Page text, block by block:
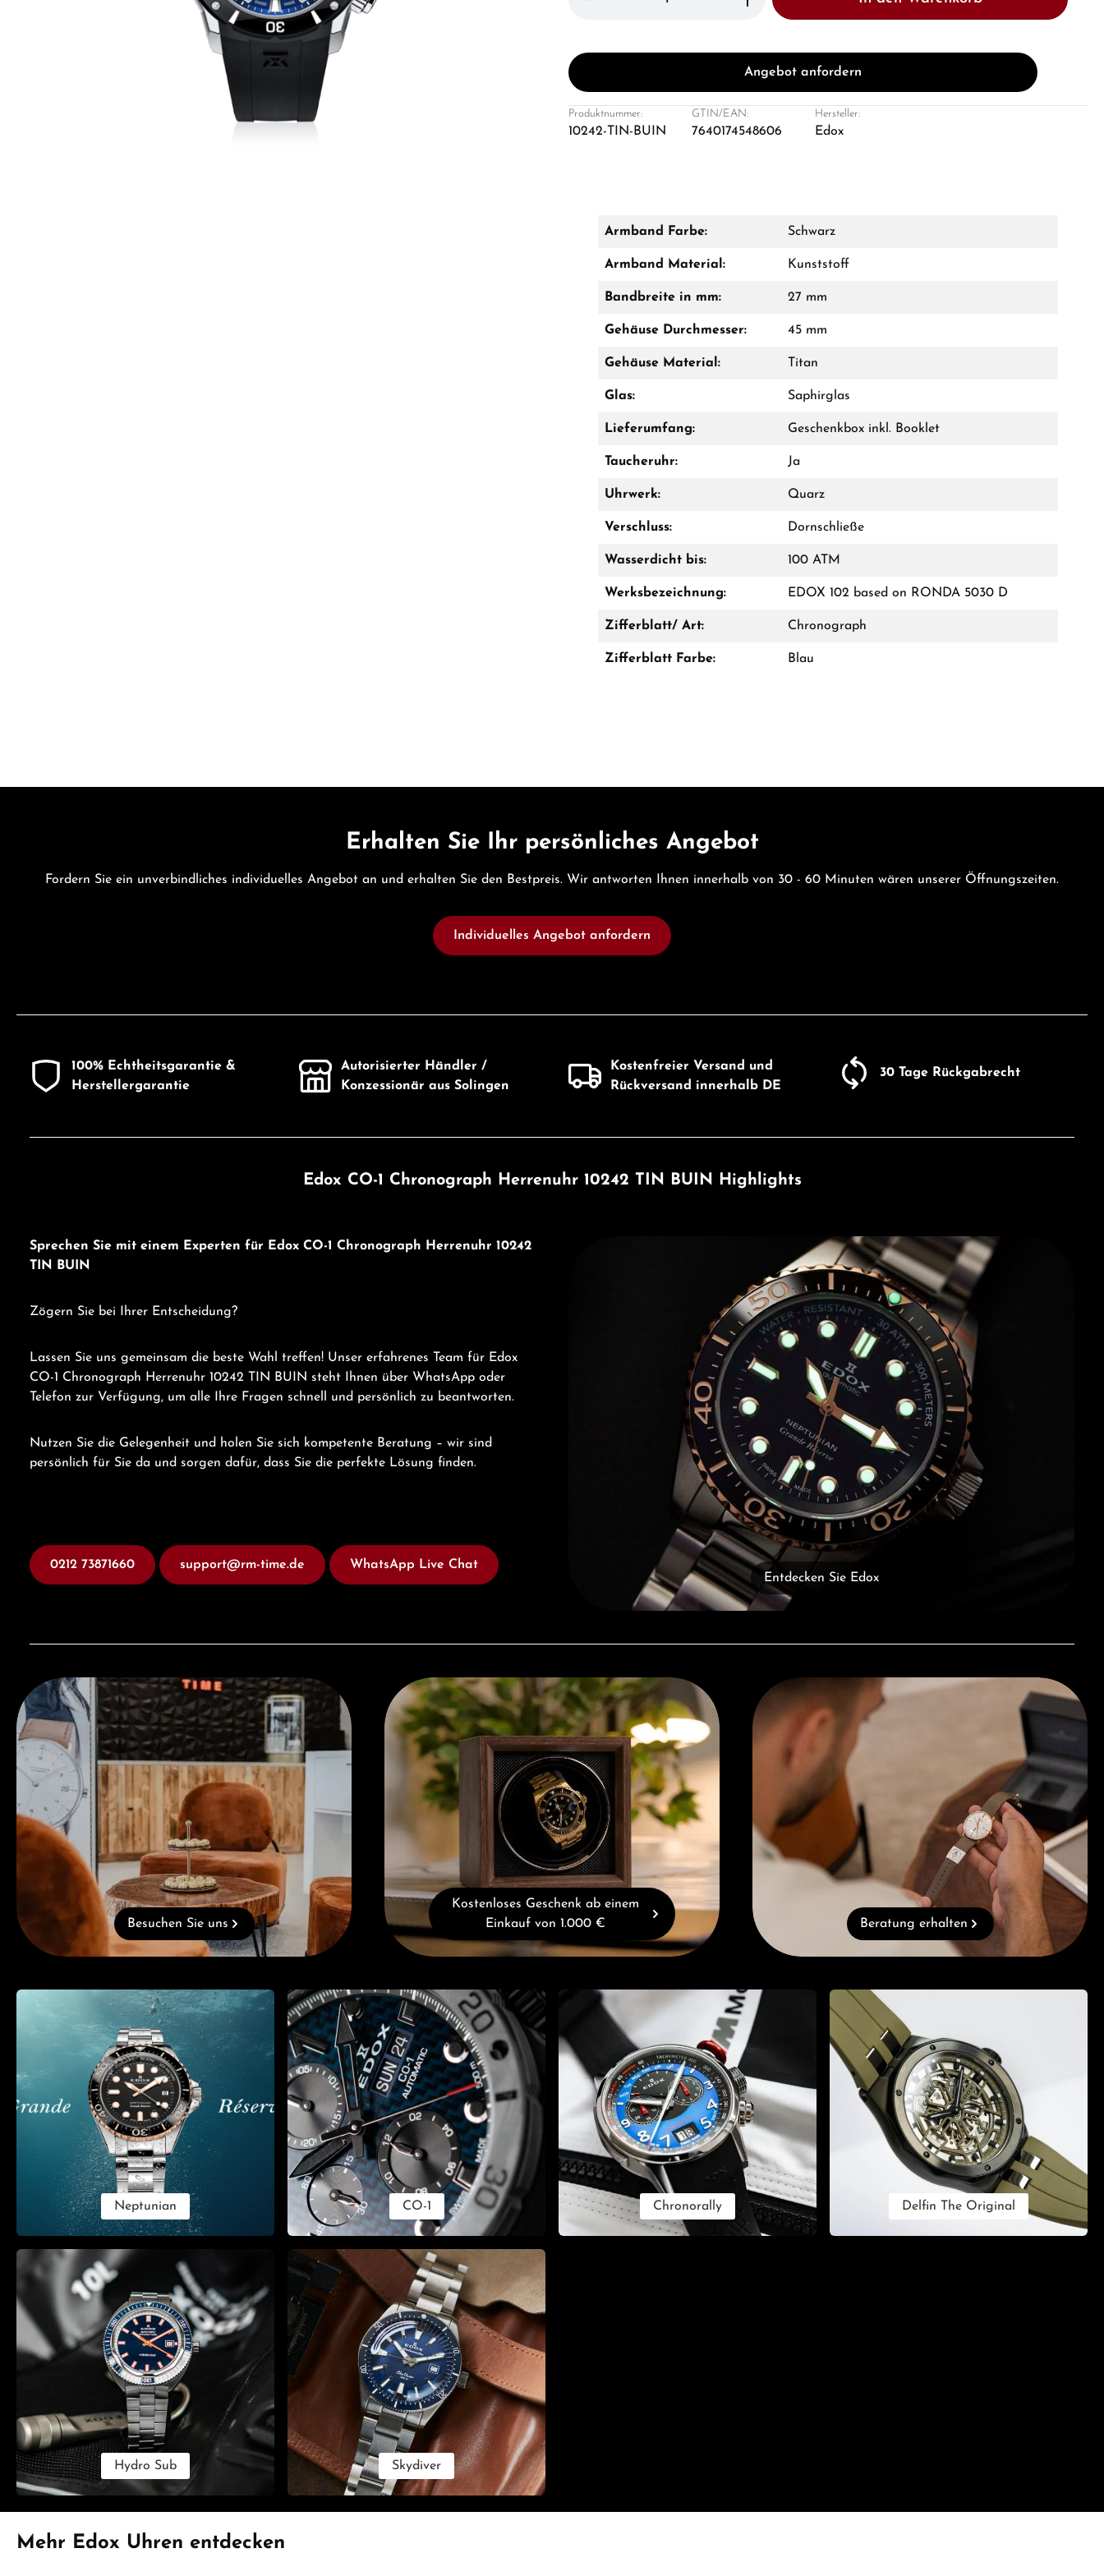
Angebot anfordern
Produktnummer:
10242-TIN-BUIN
GTIN/EAN:
7640174548606
Hersteller:
Edox
Armband Farbe: Schwarz
Armband Material: Kunststoff
Bandbreite in mm: 27 mm
Gehäuse Durchmesser: 45 mm
Gehäuse Material: Titan
Glas: Saphirglas
Lieferumfang: Geschenkbox inkl. Booklet
Taucheruhr: Ja
Uhrwerk: Quarz
Verschluss: Dornschließe
Wasserdicht bis: 100 ATM
Werksbezeichnung: EDOX 102 based on RONDA 5030 D
Zifferblatt/ Art: Chronograph
Zifferblatt Farbe: Blau
Erhalten Sie Ihr persönliches Angebot
Fordern Sie ein unverbindliches individuelles Angebot an und erhalten Sie den Bestpreis. Wir antworten Ihnen innerhalb von 30 - 60 Minuten wären unserer Öffnungszeiten.
Individuelles Angebot anfordern
100% Echtheitsgarantie &
Herstellergarantie
Autorisierter Händler /
Konzessionär aus Solingen
Kostenfreier Versand und
Rückversand innerhalb DE
30 Tage Rückgabrecht
Edox CO-1 Chronograph Herrenuhr 10242 TIN BUIN Highlights
Sprechen Sie mit einem Experten für Edox CO-1 Chronograph Herrenuhr 10242
TIN BUIN
Zögern Sie bei Ihrer Entscheidung?
Lassen Sie uns gemeinsam die beste Wahl treffen! Unser erfahrenes Team für Edox
CO-1 Chronograph Herrenuhr 10242 TIN BUIN steht Ihnen über WhatsApp oder
Telefon zur Verfügung, um alle Ihre Fragen schnell und persönlich zu beantworten.
Nutzen Sie die Gelegenheit und holen Sie sich kompetente Beratung – wir sind
persönlich für Sie da und sorgen dafür, dass Sie die perfekte Lösung finden.
0212 73871660 support@rm-time.de WhatsApp Live Chat
Entdecken Sie Edox
Besuchen Sie uns
Besuchen Sie uns
Kostenloses Geschenk ab einem Einkauf von 1.000 €
Kostenloses Geschenk ab einem
Einkauf von 1.000 €
Beratung erhalten
Beratung erhalten
Kategoriegalerie überspringen
Neptunian CO-1 Chronorally Delfin The Original
Hydro Sub Skydiver
Produktgalerie überspringen
Mehr Edox Uhren entdecken